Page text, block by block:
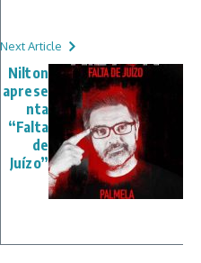
Next Article
Nilton
aprese
nta
“Falta
de
Juízo”